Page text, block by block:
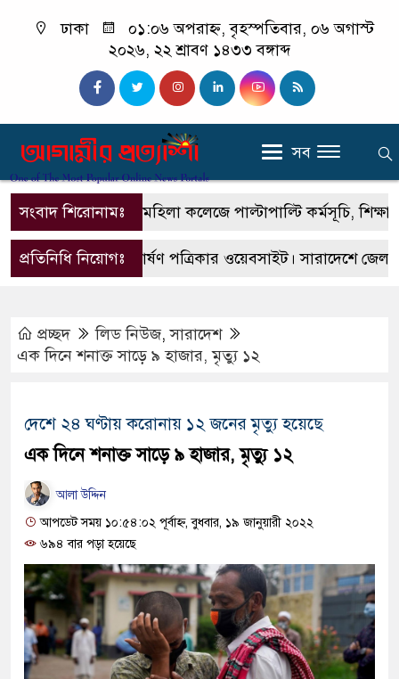
ঢাকা
০১:০৬ অপরাহ্ন, বৃহস্পতিবার, ০৬ অগাস্ট
২০২৬, ২২ শ্রাবণ ১৪৩৩ বঙ্গাব্দ
সব
সংবাদ শিরোনামঃ
বোয়ালমারী মহিলা কলেজে পাল্টাপাল্টি কর্মসূচি, শিক্ষার
প্রতিনিধি নিয়োগঃ
এটি একটি প্রিন্টভার্ষণ পত্রিকার ওয়েবসাইট। সারাদেশে
প্রচ্ছদ লিড নিউজ,সারাদেশ
এক দিনে শনাক্ত সাড়ে ৯ হাজার, মৃত্যু ১২
দেশে ২৪ ঘণ্টায় করোনায় ১২ জনের মৃত্যু হয়েছে
এক দিনে শনাক্ত সাড়ে ৯ হাজার, মৃত্যু ১২
আলা উদ্দিন
আপডেট সময় ১০:৫৪:০২ পূর্বাহ্ন, বুধবার, ১৯ জানুয়ারী ২০২২
৬৯৪ বার পড়া হয়েছে